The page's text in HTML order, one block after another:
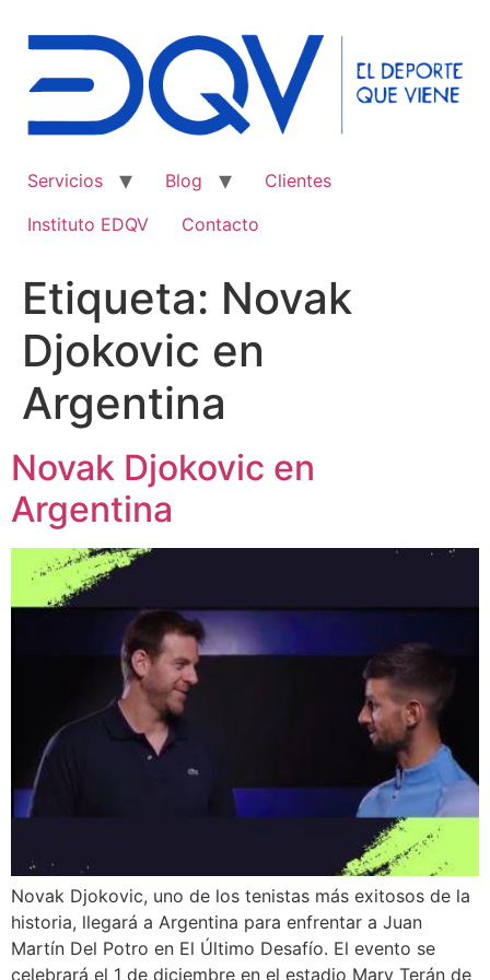
Servicios Blog
Clientes
Instituto EDQV
Contacto
Etiqueta: Novak
Djokovic en
Argentina
Novak Djokovic en
Argentina
Novak Djokovic, uno de los tenistas más exitosos de la
historia, llegará a Argentina para enfrentar a Juan
Martín Del Potro en El Último Desafío. El evento se
celebrará el 1 de diciembre en el estadio Mary Terán de